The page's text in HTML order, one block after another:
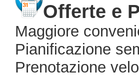
Offerte e
Maggiore
Pianificazione
Prenotazione